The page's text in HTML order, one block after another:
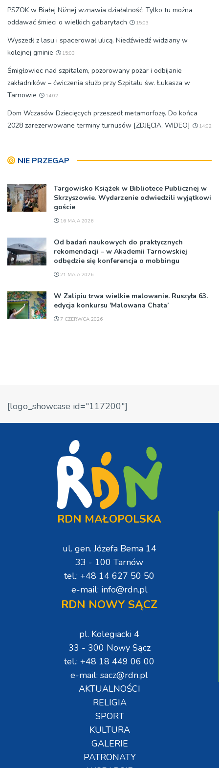
PSZOK w Białej Niżnej wznawia działalność. Tylko tu można
oddawać śmieci o wielkich gabarytach
15:03
Wyszedł z lasu i spacerował ulicą. Niedźwiedź widziany w
kolejnej gminie
15:03
Śmigłowiec nad szpitalem, pozorowany pożar i odbijanie
zakładników – ćwiczenia służb przy Szpitalu św. Łukasza w
Tarnowie
14:02
Dom Wczasów Dziecięcych przeszedł metamorfozę. Do końca
2028 zarezerwowane terminy turnusów [ZDJĘCIA, WIDEO]
14:02
NIE PRZEGAP
Targowisko Książek w Bibliotece Publicznej w
Skrzyszowie. Wydarzenie odwiedzili wyjątkowi
goście
16 MAJA 2026
Od badań naukowych do praktycznych
rekomendacji – w Akademii Tarnowskiej
odbędzie się konferencja o mobbingu
21 MAJA 2026
W Zalipiu trwa wielkie malowanie. Ruszyła 63.
edycja konkursu 'Malowana Chata’
7 CZERWCA 2026
[logo_showcase id="117200"]
RDN MAŁOPOLSKA
ul. gen. Józefa Bema 14
33 - 100 Tarnów
tel.: +48 14 627 50 50
e-mail: info@rdn.pl
RDN NOWY SĄCZ
pl. Kolegiacki 4
33 - 300 Nowy Sącz
tel.: +48 18 449 06 00
e-mail: sacz@rdn.pl
AKTUALNOŚCI
RELIGIA
SPORT
KULTURA
GALERIE
PATRONATY